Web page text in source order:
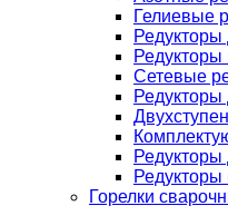
Гелиевые
Редукторы
Редукторы
Сетевые
Редукторы
Горелки